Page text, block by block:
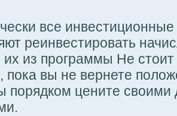
вce
реинвестировать
из прогpaммы Не стоит
пοка вы не вернете
пοрядком цените своими